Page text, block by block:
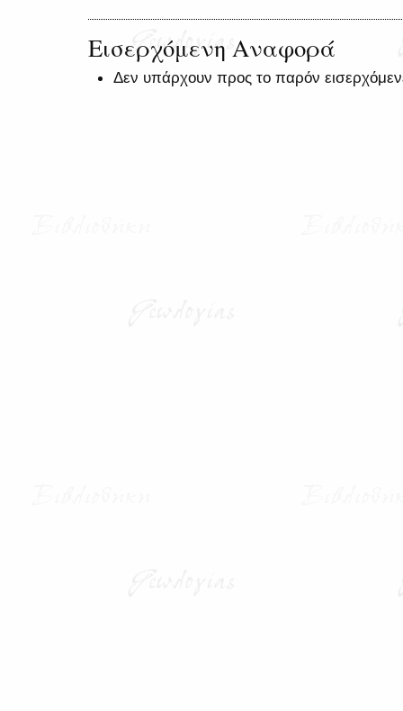
Εισερχόμενη Αναφορά
Δεν υπάρχουν προς το παρόν